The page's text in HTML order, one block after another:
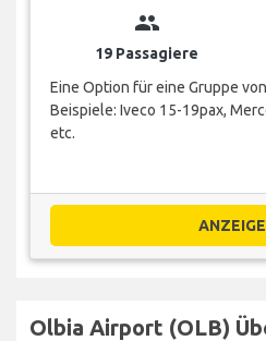
group
19 Passagiere
Eine Option für eine Gruppe
Beispiele: Iveco 15-19pax,
etc.
Olbia Airport (OLB)